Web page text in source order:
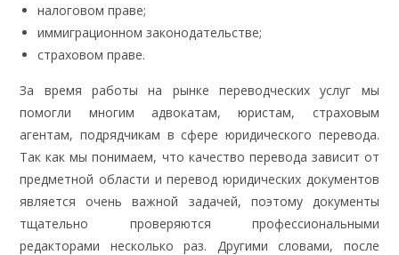
налоговом праве;
иммиграционном законодательстве;
страховом праве.
За время работы на рынке переводческих услуг мы
помогли многим адвокатам, юристам, страховым
агентам, подрядчикам в сфере юридического перевода.
Так как мы понимаем, что качество перевода зависит от
предметной области и перевод юридических документов
является очень важной задачей, поэтому документы
тщательно проверяются профессиональными
редакторами несколько раз. Другими словами, после